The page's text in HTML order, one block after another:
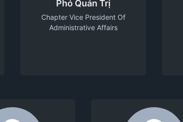
Phó Quản Trị
Chapter Vice President Of
Administrative Affairs